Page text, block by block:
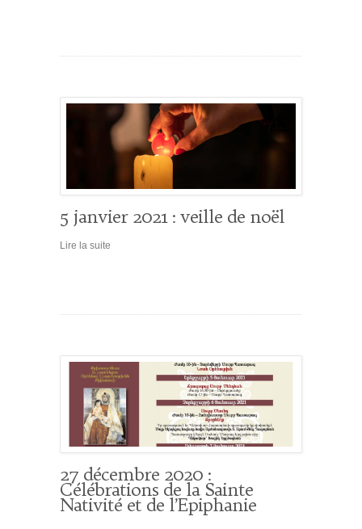
5 janvier 2021 : veille de noël
Lire la suite
27 décembre 2020 :
Célébrations de la Sainte
Nativité et de l’Epiphanie